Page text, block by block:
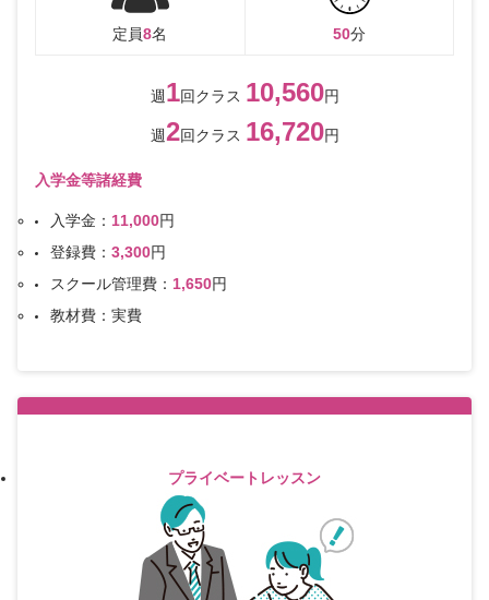
定員8名 50分
週1回クラス 10,560円
週2回クラス 16,720円
入学金等諸経費
入学金： 11,000円
登録費： 3,300円
スクール管理費： 1,650円
教材費：実費
プライベートレッスン